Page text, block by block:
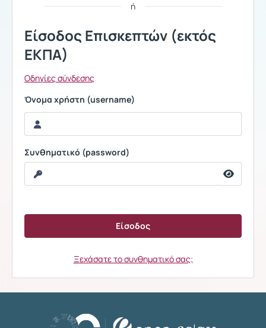
ή
Είσοδος Επισκεπτών (εκτός
ΕΚΠΑ)
Οδηγίες σύνδεσης
Όνομα χρήστη (username)
Συνθηματικό (password)
Ξεχάσατε το συνθηματικό σας;